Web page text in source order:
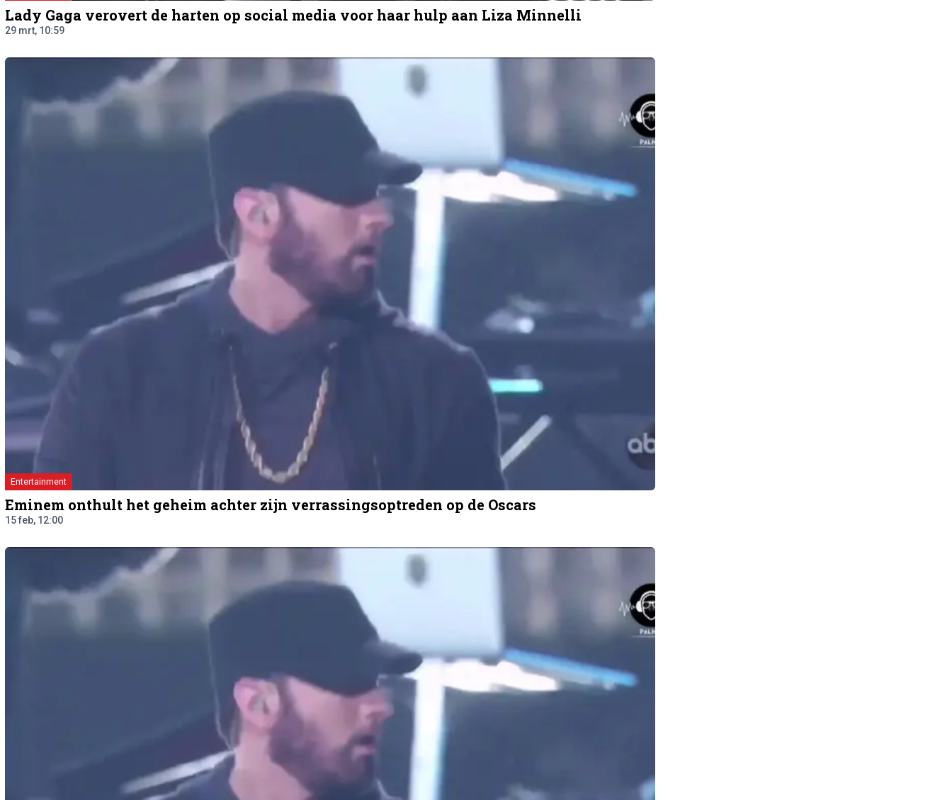
Lady Gaga verovert de harten op social media voor haar hulp aan Liza Minnelli
29 mrt, 10:59
Entertainment
Eminem onthult het geheim achter zijn verrassingsoptreden op de Oscars
15 feb, 12:00